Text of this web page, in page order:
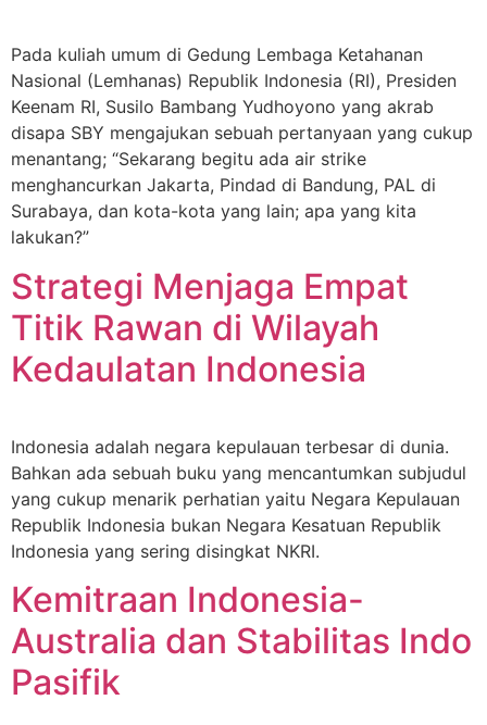
Pada kuliah umum di Gedung Lembaga Ketahanan
Nasional (Lemhanas) Republik Indonesia (RI), Presiden
Keenam RI, Susilo Bambang Yudhoyono yang akrab
disapa SBY mengajukan sebuah pertanyaan yang cukup
menantang; “Sekarang begitu ada air strike
menghancurkan Jakarta, Pindad di Bandung, PAL di
Surabaya, dan kota-kota yang lain; apa yang kita
lakukan?”
Strategi Menjaga Empat
Titik Rawan di Wilayah
Kedaulatan Indonesia
Indonesia adalah negara kepulauan terbesar di dunia.
Bahkan ada sebuah buku yang mencantumkan subjudul
yang cukup menarik perhatian yaitu Negara Kepulauan
Republik Indonesia bukan Negara Kesatuan Republik
Indonesia yang sering disingkat NKRI.
Kemitraan Indonesia-
Australia dan Stabilitas Indo
Pasifik